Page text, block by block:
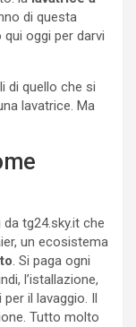
di questa
oggi per darvi
di quello che si
lavatrice. Ma
tg24.sky.it che
un ecosistema
. Si paga ogni
l’istallazione,
il lavaggio. Il
Tutto molto